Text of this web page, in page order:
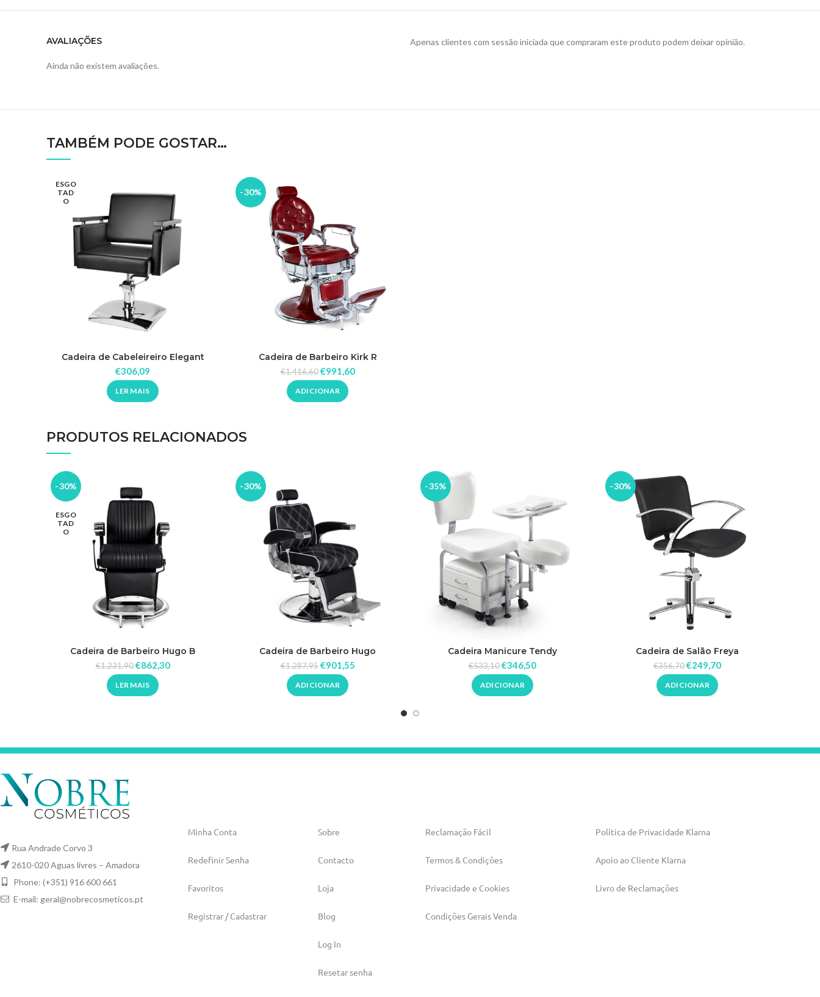
AVALIAÇÕES
Ainda não existem avaliações.
Apenas clientes com sessão iniciada que compraram este produto podem deixar opinião.
TAMBÉM PODE GOSTAR…
ESGO
TAD
O
Cadeira de Cabeleireiro Elegant
€306,09
LER MAIS
-30%
Cadeira de Barbeiro Kirk R
€1.416,60 €991,60
ADICIONAR
PRODUTOS RELACIONADOS
-30%
ESGO
TAD
O
Cadeira de Barbeiro Hugo B
€1.231,90 €862,30
LER MAIS
-30%
Cadeira de Barbeiro Hugo
€1.287,95 €901,55
ADICIONAR
-35%
Cadeira Manicure Tendy
€533,10€346,50
ADICIONAR
-30%
Cadeira de Salão Freya
€356,70€249,70
ADICIONAR
Rua Andrade Corvo 3
2610-020 Aguas livres – Amadora
Phone: (+351) 916 600 661
E-mail: geral@nobrecosmeticos.pt
Minha Conta
Redefinir Senha
Favoritos
Registrar / Cadastrar
Sobre
Contacto
Loja
Blog
Log In
Resetar senha
Reclamação Fácil
Termos & Condições
Privacidade e Cookies
Condições Gerais Venda
Política de Privacidade Klarna
Apoio ao Cliente Klarna
Livro de Reclamações